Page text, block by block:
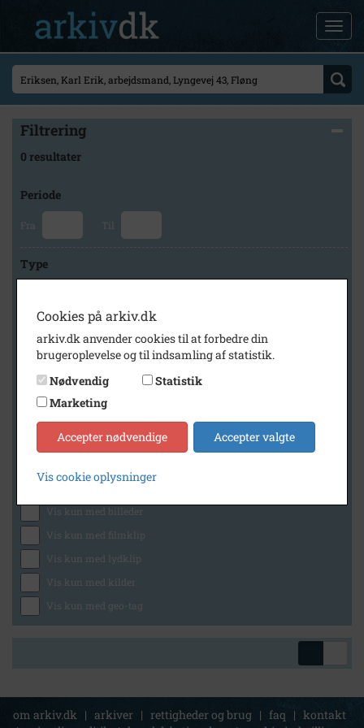
Filtrering
0 resultater
Periode
Fra Til
Type
Arkiv
Byhistorisk Samling og Arkiv i Høje-Taastrup Kommune
Generelt
Vis kun med billeder
Vis kun med filmklip
Vis kun med lydklip
Vis kun med kilder
Vis kun med geo-tag
om arkiv.dk | arkiver | rettigheder og brug | faq | kontakt
Cookies på arkiv.dk
arkiv.dk anvender cookies til at forbedre din
brugeroplevelse og til indsamling af statistik.
Nødvendig
Statistik
Marketing
Accepter nødvendige Accepter valgte
Vis cookie oplysninger